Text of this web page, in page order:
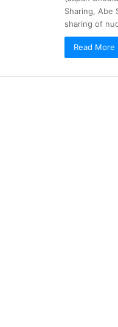
Sharing, Abe
sharing of
Read More